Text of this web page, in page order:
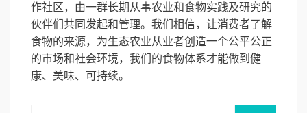
作社区，由一群长期从事农业和食物实践及研究的
伙伴们共同发起和管理。我们相信，让消费者了解
食物的来源，为生态农业从业者创造一个公平公正
的市场和社会环境，我们的食物体系才能做到健
康、美味、可持续。